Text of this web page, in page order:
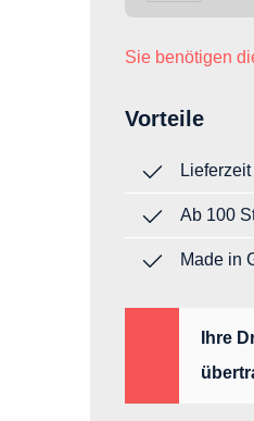
Sie benötigen
Vorteile
Ab 100
Made in
Ihre